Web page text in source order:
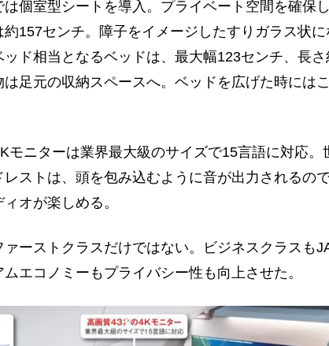
個室型シートを導入。プライベート空間を確保
約157センチ。障子をイメージしたすりガラス状
ド相当となるベッドは、最大幅123センチ、長さ
足元の収納スペースへ。ベッドを広げた時には
ニターは業界最大級のサイズで15言語に対応。
ストは、頭を包み込むように音が出力されるの
オが楽しめる。
ーストクラスだけではない。ビジネスクラスも
エコノミーもプライバシー性も向上させた。